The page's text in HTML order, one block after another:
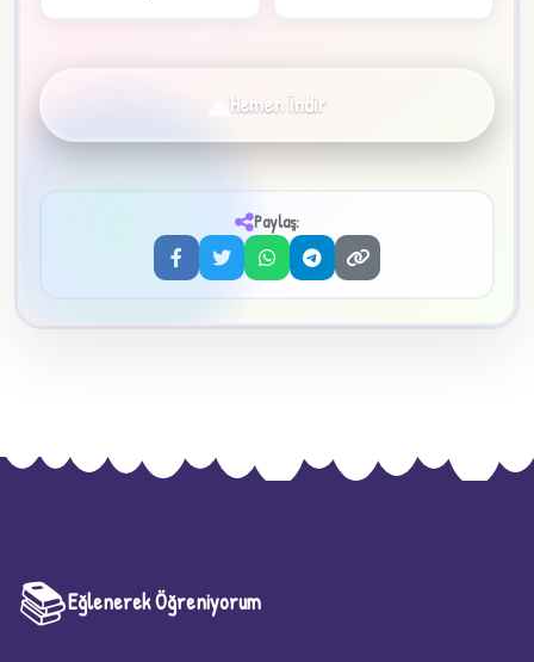
Hemen İndir
Paylaş:
📚Eğlenerek Öğreniyorum